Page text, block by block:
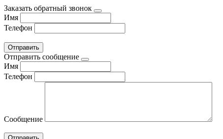
Заказать обратный звонок
Имя
Телефон
Отправить сообщение
Имя
Телефон
Сообщение